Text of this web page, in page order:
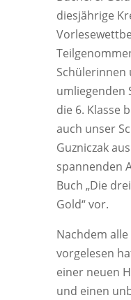
diesjährige
Schülerinnen
umliegenden
die 6. Klasse
auch unser
Guzniczak
spannenden
Buch „Die
Gold“ vor.
Nachdem
vorgelesen
einer neuen
und einen